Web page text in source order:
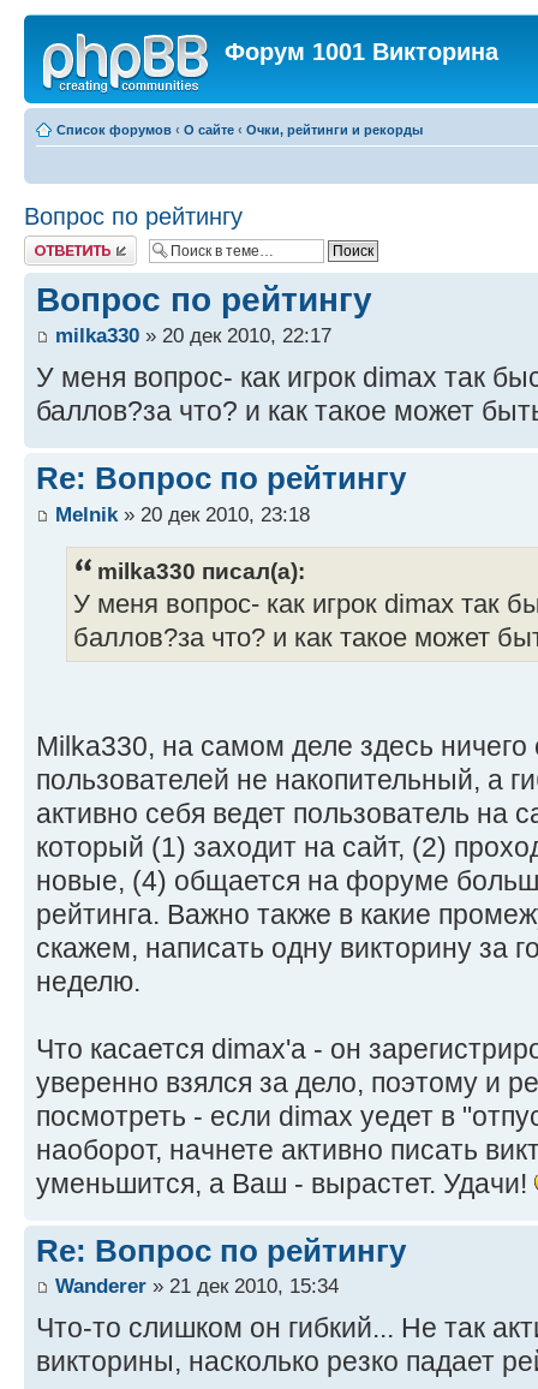
Форум 1001 Викторина
Список форумов ‹ О сайте ‹ Очки, рейтинги и рекорды
Вопрос по рейтингу
Ответить
Вопрос по рейтингу
milka330 » 20 дек 2010, 22:17
У меня вопрос- как игрок dimax так
баллов?за что? и как такое может
Re: Вопрос по рейтингу
Melnik » 20 дек 2010, 23:18
milka330 писал(а):
У меня вопрос- как игрок dimax так
баллов?за что? и как такое может
Milka330, на самом деле здесь ничего
пользователей не накопительный, а
активно себя ведет пользователь на
который (1) заходит на сайт, (2)
новые, (4) общается на форуме
рейтинга. Важно также в какие
скажем, написать одну викторину за
неделю.
Что касается dimax'а - он
уверенно взялся за дело, поэтому и
посмотреть - если dimax уедет в
наоборот, начнете активно писать
уменьшится, а Ваш - вырастет. Удачи!
Re: Вопрос по рейтингу
Wanderer » 21 дек 2010, 15:34
Что-то слишком он гибкий... Не так
викторины, насколько резко падает